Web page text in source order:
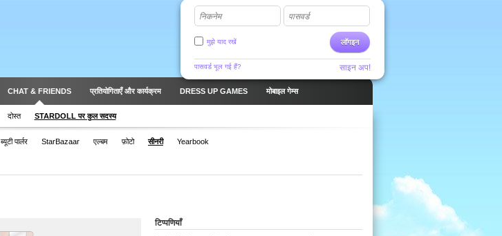
निकनेम पासवर्ड
लॉगइन
मुझे याद रखें
पासवर्ड भूल गई हैं? साइन अप!
CHAT & FRIENDS प्रतियोगिताएँ और कार्यक्रम DRESS UP GAMES मोबाइल गेम्स
दोस्त STARDOLL पर कुल सदस्य
ब्यूटी पार्लर StarBazaar एल्बम फ़ोटो सीनरी Yearbook
टिप्पणियाँ